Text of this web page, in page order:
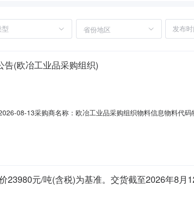
省份地区
告(欧冶工业品采购组织)
08-13采购商名称：欧冶工业品采购组织物料信息物料代码
元/吨(含税)为基准。交货截至2026年8月